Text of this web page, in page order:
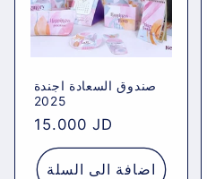
صندوق السعادة اجندة
2025
Regular
price
15.000 JD
اضافة الى السلة